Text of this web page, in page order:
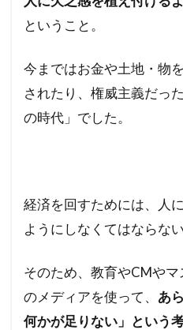
ということ。
今まではお金や土地・物
されたり、権威主義だっ
の時代」でした。
経済を回すためには、人
ようにしなくてはならな
そのため、教育やCMや
のメディアを使って、 あ
何かが足りない」という